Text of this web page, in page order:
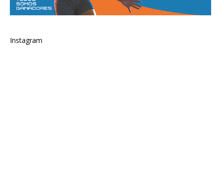
Instagram